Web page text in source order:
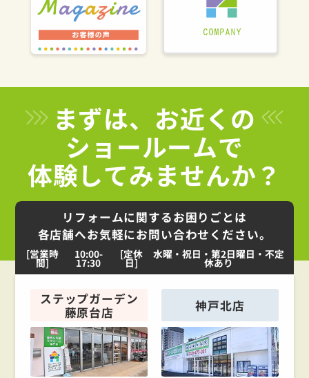
まずは、お近くの
ショールームで
体験してみませんか？
リフォームに関するお困りごとは
各店舗へお気軽にお問い合わせください。
[営業時
間]
10:00-
17:30
[定休
日]
水曜・祝日・第2日曜日・不定
休あり
ステップガーデン
藤原台店
神戸北店